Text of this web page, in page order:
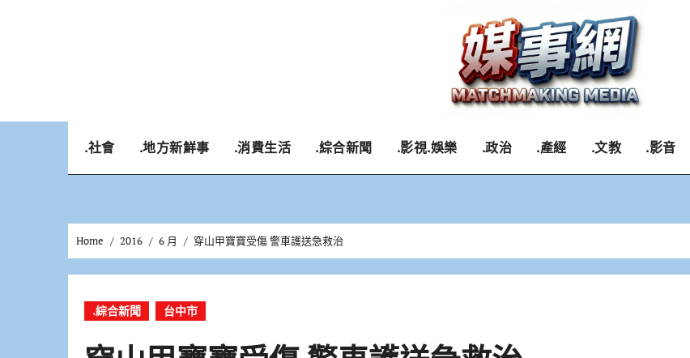
.社會 .地方新鮮事 .消費生活 .綜合新聞 .影視.娛樂 .政治 .產經 .文教 .影音
Home 2016 6 月 穿山甲寶寶受傷 警車護送急救治
.綜合新聞 台中市